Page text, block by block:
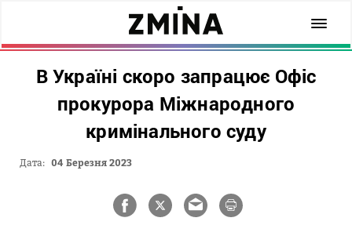
В Україні скоро запрацює Офіс
прокурора Міжнародного
кримінального суду
Дата: 04 Березня 2023